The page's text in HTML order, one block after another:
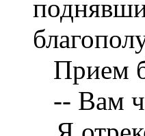
Прием
-- Вам